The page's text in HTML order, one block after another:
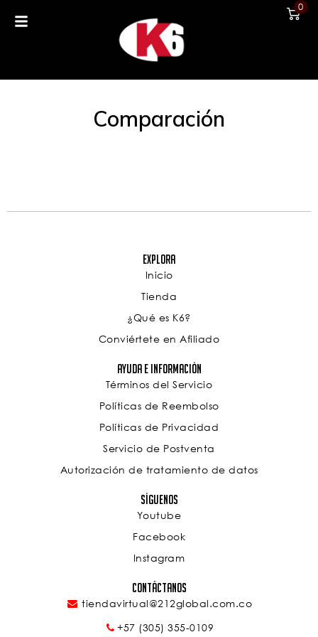
0
Comparación
Explora
Inicio
Tienda
¿Qué es K6?
Conviértete en Afiliado
Ayuda e Información
Términos del Servicio
Políticas de Reembolso
Políticas de Privacidad
Servicio de Postventa
Autorización de tratamiento de datos
Síguenos
Youtube
Facebook
Instagram
Contáctanos
tiendavirtual@212global.com.co
+57 (305) 355-0109